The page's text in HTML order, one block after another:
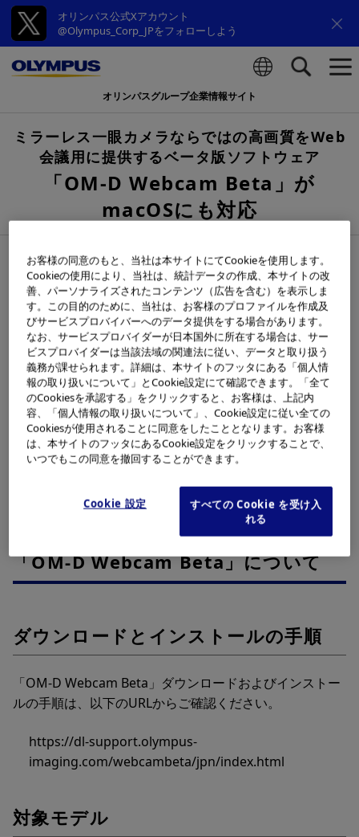
オリンパス公式Xアカウント
@Olympus_Corp_JPをフォローしよう
オリンパスグループ企業情報サイト
ミラーレス一眼カメラならではの高画質をWeb
会議用に提供するベータ版ソフトウェア
「OM-D Webcam Beta」が
macOSにも対応
2020年8月26日
オリンパス株式会社は、ユーザーの皆さまからのご要望に
お応えし、2020年7月2日（木）に公開したベータ版パソ
コン用ソフトウェア「OM-D Webcam Beta」のmacOS
版を2020年8月26日（水）より無償提供します。「OM-D
Webcam Beta」は急速に拡大しているWeb会議の需要に
応えた、当社のミラーレス一眼カメラをWeb会議用カメ
ラとして利用できるベータ版パソコン用ソフトウェアで
す。お手持ちのパソコンに「OM-D Webcam Beta」をイ
ンストールし、対象のデジタルカメラとUSBケーブルを接
映像を手軽にWeb会議でご利用いただけます。
「OM-D Webcam Beta」について
ダウンロードとインストールの手順
「OM-D Webcam Beta」ダウンロードおよびインストー
ルの手順は、以下のURLからご確認ください。
https://dl-support.olympus-
imaging.com/webcambeta/jpn/index.html
対象モデル
お客様の同意のもと、当社は本サイトにてCookieを使用します。
Cookieの使用により、当社は、統計データの作成、本サイトの改
善、パーソナライズされたコンテンツ（広告を含む）を表示しま
す。この目的のために、当社は、お客様のプロファイルを作成及
びサービスプロバイバーへのデータ提供をする場合があります。
なお、サービスプロバイダーが日本国外に所在する場合は、サー
ビスプロバイダーは当該法域の関連法に従い、データと取り扱う
義務が課せられます。詳細は、本サイトのフッタにある「個人情
報の取り扱いについて」とCookie設定にて確認できます。「全て
のCookiesを承認する」をクリックすると、お客様は、上記内
容、「個人情報の取り扱いについて」、Cookie設定に従い全ての
Cookiesが使用されることに同意をしたこととなります。お客様
は、本サイトのフッタにあるCookie設定をクリックすることで、
いつでもこの同意を撤回することができます。
Cookie 設定
すべての Cookie を受け入
れる